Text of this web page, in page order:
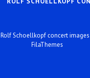
Rolf Schoellkopf concert images
FilaThemes